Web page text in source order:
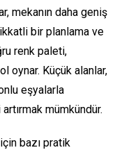
mekanın daha geniş
bir planlama ve
renk paleti,
oynar. Küçük alanlar,
eşyalarla
mümkündür.
bazı pratik